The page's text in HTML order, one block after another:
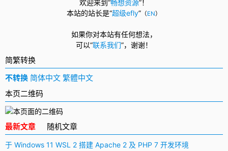
欢迎来到“畅想资源”！
本站的站长是“超级efly” （EN）
如果你对本站有任何想法，
可以“联系我们”， 谢谢！
简繁转换
不转换 简体中文 繁體中文
本页二维码
最新文章 随机文章
于 Windows 11 WSL 2 搭建 Apache 2 及 PHP 7 开发环境